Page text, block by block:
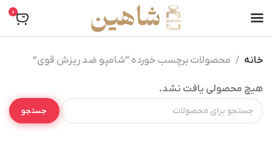
0
خانه محصولات برچسب خورده “شامپو ضد ریزش قوی”
هیچ محصولی یافت نشد.
جستجو